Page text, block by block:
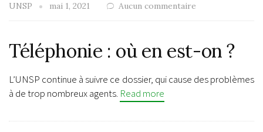
UNSP mai 1, 2021 Aucun commentaire
Téléphonie : où en est-on ?
L’UNSP continue à suivre ce dossier, qui cause des problèmes
à de trop nombreux agents. Read more